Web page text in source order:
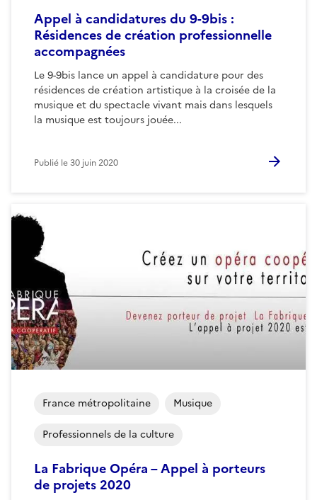
Appel à candidatures du 9-9bis :
Résidences de création professionnelle
accompagnées
Le 9-9bis lance un appel à candidature pour des
résidences de création artistique à la croisée de la
musique et du spectacle vivant mais dans lesquels
la musique est toujours jouée...
Publié le30 juin 2020
La Fabrique Opéra – Appel à porteurs
de projets 2020
France métropolitaine Musique
Professionnels de la culture